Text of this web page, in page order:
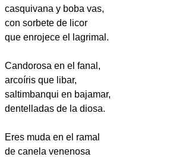
casquivana y boba vas,
con sorbete de licor
que enrojece el lagrimal.
Candorosa en el fanal,
arcoíris que libar,
saltimbanqui en bajamar,
dentelladas de la diosa.
Eres muda en el ramal
de canela venenosa